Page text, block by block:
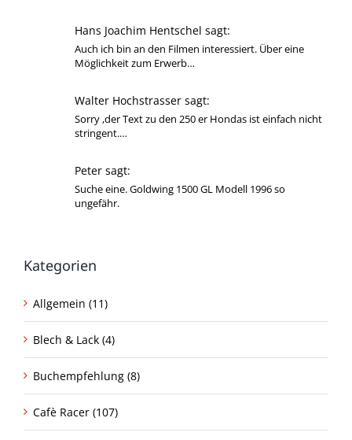
Hans Joachim Hentschel sagt:
Auch ich bin an den Filmen interessiert. Über eine
Möglichkeit zum Erwerb…
Walter Hochstrasser sagt:
Sorry ,der Text zu den 250 er Hondas ist einfach nicht
stringent.…
Peter sagt:
Suche eine. Goldwing 1500 GL Modell 1996 so
ungefähr.
Kategorien
Allgemein (11)
Blech & Lack (4)
Buchempfehlung (8)
Cafè Racer (107)